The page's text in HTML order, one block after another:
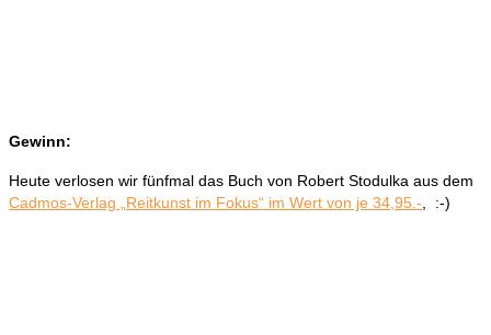
Gewinn:
Heute verlosen wir fünfmal das Buch von Robert Stodulka aus dem
Cadmos-Verlag „Reitkunst im Fokus“ im Wert von je 34,95.- , :-)